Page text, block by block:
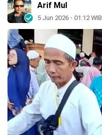
Arif Mul
5 Jun 2026 - 01:12 WIB